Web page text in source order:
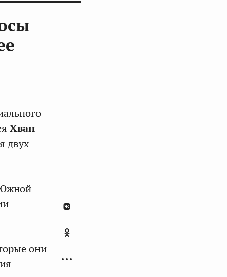
Хван
двух
Южной
они